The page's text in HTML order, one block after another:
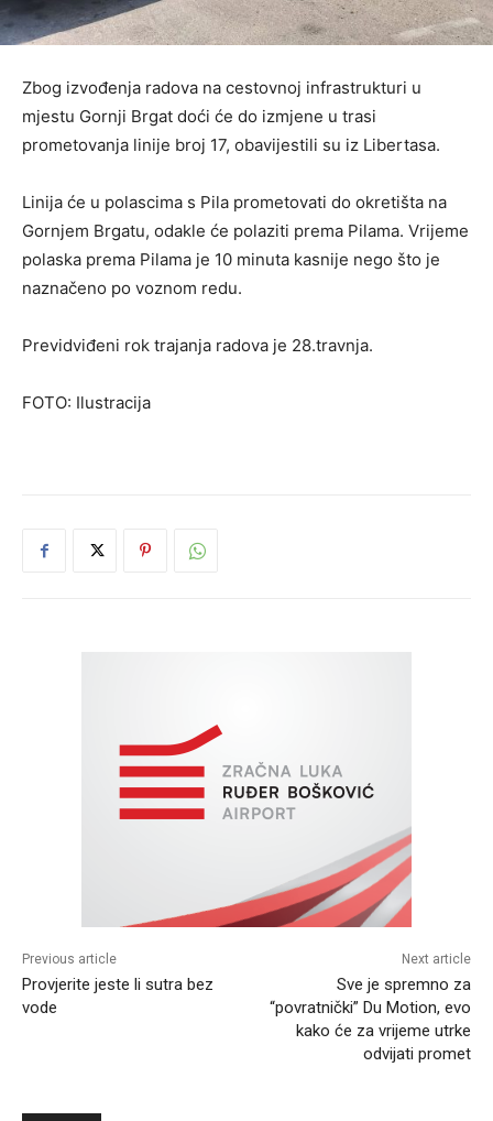
Zbog izvođenja radova na cestovnoj infrastrukturi u
mjestu Gornji Brgat doći će do izmjene u trasi
prometovanja linije broj 17, obavijestili su iz Libertasa.
Linija će u polascima s Pila prometovati do okretišta na
Gornjem Brgatu, odakle će polaziti prema Pilama. Vrijeme
polaska prema Pilama je 10 minuta kasnije nego što je
naznačeno po voznom redu.
Previdviđeni rok trajanja radova je 28.travnja.
FOTO: Ilustracija
Previous article
Provjerite jeste li sutra bez
vode
Next article
Sve je spremno za
“povratnički” Du Motion, evo
kako će za vrijeme utrke
odvijati promet